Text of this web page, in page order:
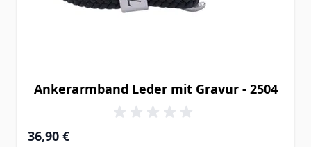
Ankerarmband Leder mit Gravur - 2504
Ab
36,90 €